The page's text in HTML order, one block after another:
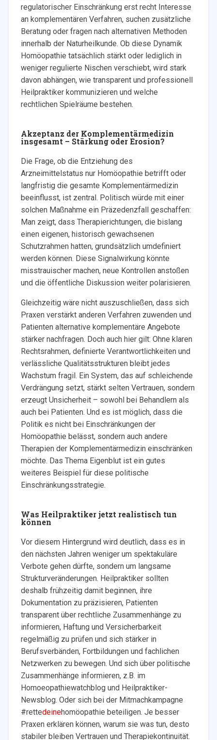
regulatorischer Einschränkung erst recht Interesse
an komplementären Verfahren, suchen zusätzliche
Beratung oder fragen nach alternativen Methoden
innerhalb der Naturheilkunde. Ob diese Dynamik
Homöopathie tatsächlich stärkt oder lediglich in
weniger regulierte Nischen verschiebt, wird stark
davon abhängen, wie transparent und professionell
Heilpraktiker kommunizieren und welche
rechtlichen Spielräume bestehen.
Akzeptanz der Komplementärmedizin
insgesamt – Stärkung oder Erosion?
Die Frage, ob die Entziehung des
Arzneimittelstatus nur Homöopathie betrifft oder
langfristig die gesamte Komplementärmedizin
beeinflusst, ist zentral. Politisch würde mit einer
solchen Maßnahme ein Präzedenzfall geschaffen:
Man zeigt, dass Therapierichtungen, die bislang
einen eigenen, historisch gewachsenen
Schutzrahmen hatten, grundsätzlich umdefiniert
werden können. Diese Signalwirkung könnte
misstrauischer machen, neue Kontrollen anstoßen
und die öffentliche Diskussion weiter polarisieren.
Gleichzeitig wäre nicht auszuschließen, dass sich
Praxen verstärkt anderen Verfahren zuwenden und
Patienten alternative komplementäre Angebote
stärker nachfragen. Doch auch hier gilt: Ohne klaren
Rechtsrahmen, definierte Verantwortlichkeiten und
verlässliche Qualitätsstrukturen bleibt jedes
Wachstum fragil. Ein System, das auf schleichende
Verdrängung setzt, stärkt selten Vertrauen, sondern
erzeugt Unsicherheit – sowohl bei Behandlern als
auch bei Patienten. Und es ist möglich, dass die
Politik es nicht bei Einschränkungen der
Homöopathie belässt, sondern auch andere
Therapien der Komplementärmedizin einschränken
möchte. Das Thema Eigenblut ist ein gutes
weiteres Beispiel für diese politische
Einschränkungsstrategie.
Was Heilpraktiker jetzt realistisch tun
können
Vor diesem Hintergrund wird deutlich, dass es in
den nächsten Jahren weniger um spektakuläre
Verbote gehen dürfte, sondern um langsame
Strukturveränderungen. Heilpraktiker sollten
deshalb frühzeitig damit beginnen, ihre
Dokumentation zu präzisieren, Patienten
transparent über rechtliche Zusammenhänge zu
informieren, Haftung und Versicherbarkeit
regelmäßig zu prüfen und sich stärker in
Berufsverbänden, Fortbildungen und fachlichen
Netzwerken zu bewegen. Und sich über politische
Zusammenhänge informieren, z.B. im
Homoeopathiewatchblog und Heilpraktiker-
Newsblog. Oder sich bei der Mitmachkampagne
#rettedeinehomöopathie beteiligen. Je besser
Praxen erklären können, warum sie was tun, desto
stabiler bleiben Vertrauen und Therapiekontinuität.